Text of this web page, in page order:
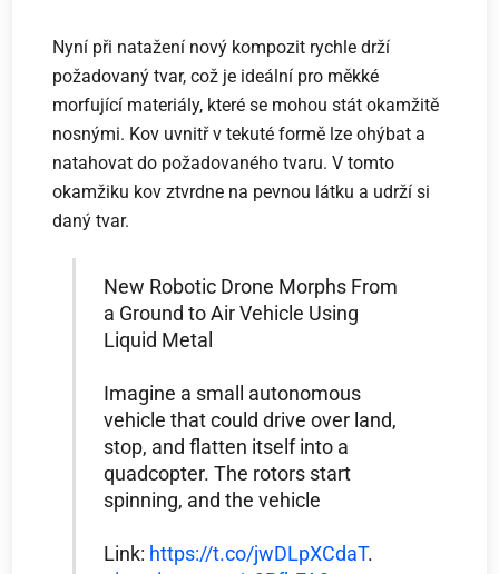
Nyní při natažení nový kompozit rychle drží
požadovaný tvar, což je ideální pro měkké
morfující materiály, které se mohou stát okamžitě
nosnými. Kov uvnitř v tekuté formě lze ohýbat a
natahovat do požadovaného tvaru. V tomto
okamžiku kov ztvrdne na pevnou látku a udrží si
daný tvar.
New Robotic Drone Morphs From
a Ground to Air Vehicle Using
Liquid Metal
Imagine a small autonomous
vehicle that could drive over land,
stop, and flatten itself into a
quadcopter. The rotors start
spinning, and the vehicle
Link: https://t.co/jwDLpXCdaT.